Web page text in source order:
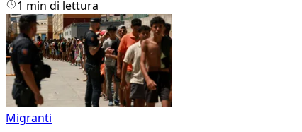
1 min di lettura
Migranti